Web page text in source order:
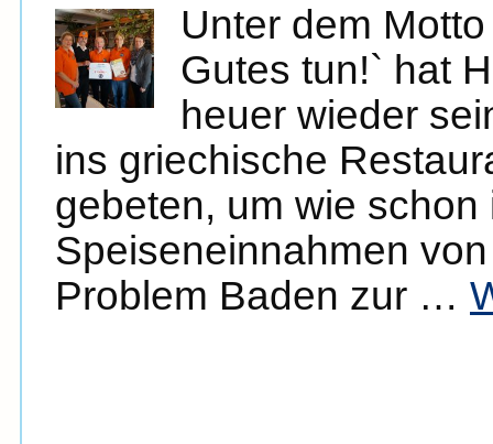
Unter dem
Gutes tun!` hat
heuer wieder
ins griechische
gebeten, um wie
Speiseneinnahmen
Problem Baden zur …